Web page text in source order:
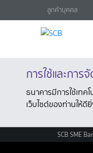
ลูกค้าบุคคล
การใช้และการ
ธนาคารมีการใช้เทค
เว็บไซต์ของท่านให้ดี
SCB SME